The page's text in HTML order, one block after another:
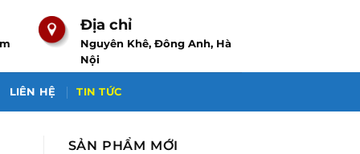
Địa chỉ
Nguyên Khê, Đông Anh, Hà
Nội
LIÊN HỆ TIN TỨC
SẢN PHẨM MỚI